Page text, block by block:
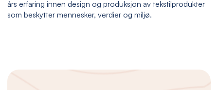
års erfaring innen design og produksjon av tekstilprodukter
som beskytter mennesker, verdier og miljø.